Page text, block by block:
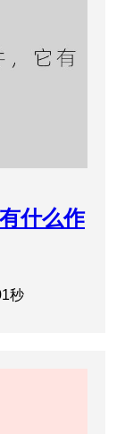
什么作
秒